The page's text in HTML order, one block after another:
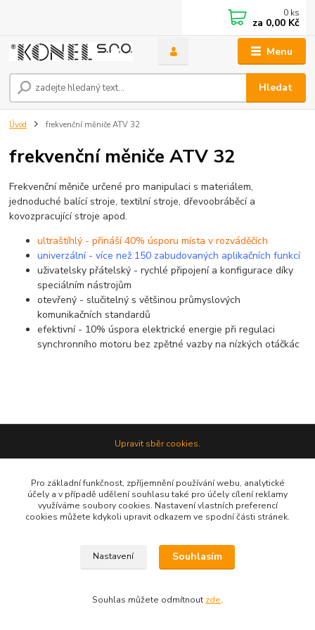
Menu
Hledat
0 ks
za 0,00 Kč
Úvod frekvenční měniče ATV 32
frekvenční měniče ATV 32
Frekvenční měniče určené pro manipulaci s materiálem,
jednoduché balící stroje, textilní stroje, dřevoobráběcí a
kovozpracující stroje apod.
ultraštíhlý - přináší 40% úsporu místa v rozváděčích
univerzální - více než 150 zabudovaných aplikačních funkcí
uživatelsky přátelský - rychlé připojení a konfigurace díky
speciálním nástrojům
otevřený - slučitelný s většinou průmyslových
komunikačních standardů
efektivní - 10% úspora elektrické energie při regulaci
synchronního motoru bez zpětné vazby na nízkých otáčkác
Upravit sběr cookies.
Vytvořeno na Eshop-rychle.cz
Pro základní funkčnost, zpříjemnění používání webu, analytické
účely a v případě udělení souhlasu také pro účely cílení reklamy
využíváme soubory cookies. Nastavení vlastních preferencí
cookies můžete kdykoli upravit odkazem ve spodní části stránek.
Nastavení Souhlasím
Souhlas můžete odmítnout zde.